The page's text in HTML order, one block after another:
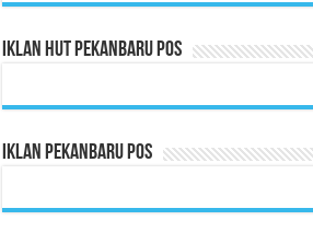
Iklan HUT Pekanbaru Pos
Iklan Pekanbaru Pos